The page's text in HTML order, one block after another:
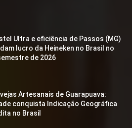
Ultra e eficiência de Passos (MG)
lucro da Heineken no Brasil no
de 2026
Artesanais de Guarapuava:
conquista Indicação Geográfica
no Brasil